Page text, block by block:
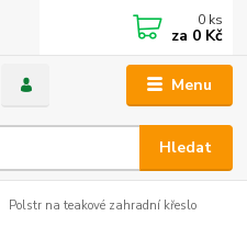
Menu
Hledat
0 ks
za 0 Kč
Polstr na teakové zahradní křeslo